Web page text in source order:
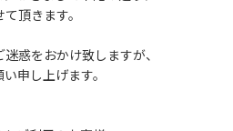
頂きます。
惑をおかけ致しますが、
申し上げます。